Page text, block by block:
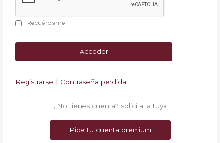
Recuérdame
Registrarse Contraseña perdida
¿No tienes cuenta? solicita la tuya
Pide tu cuenta premium